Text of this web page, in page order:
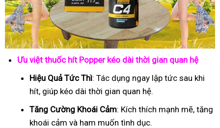
Ưu việt thuốc hít Popper kéo dài thời gian quan hệ
Hiệu Quả Tức Thì: Tác dụng ngay lập tức sau khi
hít, giúp kéo dài thời gian quan hệ.
Tăng Cường Khoái Cảm: Kích thích mạnh mẽ, tăng
khoái cảm và ham muốn tình dục.